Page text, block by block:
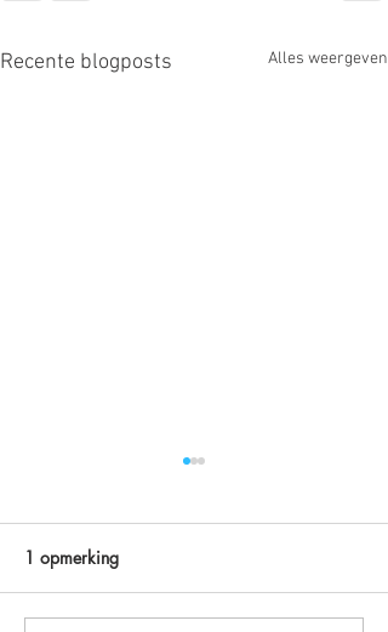
Recente blogposts Alles weergeven
Dansende woorden
1 opmerking